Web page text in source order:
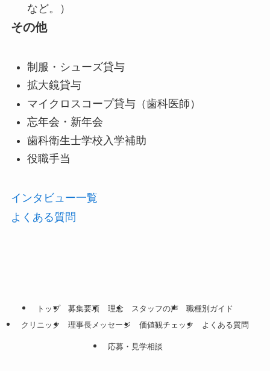
など。）
その他
制服・シューズ貸与
拡大鏡貸与
マイクロスコープ貸与（歯科医師）
忘年会・新年会
歯科衛生士学校入学補助
役職手当
インタビュー一覧
よくある質問
トップ 募集要項 理念 スタッフの声
職種別ガイド
クリニック
理事長メッセージ 価値観チェック よくある質問
応募・見学相談